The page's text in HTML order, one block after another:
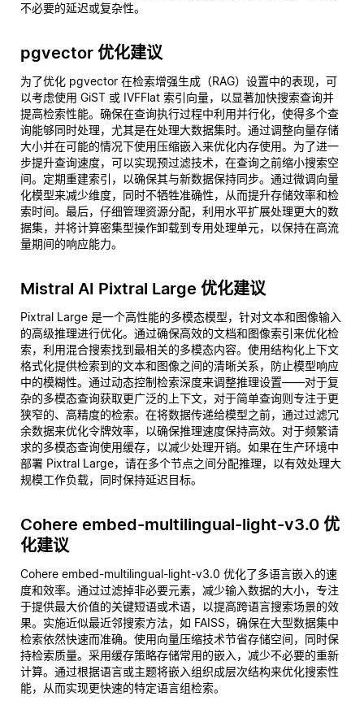
不必要的延迟或复杂性。
pgvector 优化建议
为了优化 pgvector 在检索增强生成（RAG）设置中的表现，可
以考虑使用 GiST 或 IVFFlat 索引向量，以显著加快搜索查询并
提高检索性能。确保在查询执行过程中利用并行化，使得多个查
询能够同时处理，尤其是在处理大数据集时。通过调整向量存储
大小并在可能的情况下使用压缩嵌入来优化内存使用。为了进一
步提升查询速度，可以实现预过滤技术，在查询之前缩小搜索空
间。定期重建索引，以确保其与新数据保持同步。通过微调向量
化模型来减少维度，同时不牺牲准确性，从而提升存储效率和检
索时间。最后，仔细管理资源分配，利用水平扩展处理更大的数
据集，并将计算密集型操作卸载到专用处理单元，以保持在高流
量期间的响应能力。
Mistral AI Pixtral Large 优化建议
Pixtral Large 是一个高性能的多模态模型，针对文本和图像输入
的高级推理进行优化。通过确保高效的文档和图像索引来优化检
索，利用混合搜索找到最相关的多模态内容。使用结构化上下文
格式化提供检索到的文本和图像之间的清晰关系，防止模型响应
中的模糊性。通过动态控制检索深度来调整推理设置——对于复
杂的多模态查询获取更广泛的上下文，对于简单查询则专注于更
狭窄的、高精度的检索。在将数据传递给模型之前，通过过滤冗
余数据来优化令牌效率，以确保推理速度保持高效。对于频繁请
求的多模态查询使用缓存，以减少处理开销。如果在生产环境中
部署 Pixtral Large，请在多个节点之间分配推理，以有效处理大
规模工作负载，同时保持延迟目标。
Cohere embed-multilingual-light-v3.0 优
化建议
Cohere embed-multilingual-light-v3.0 优化了多语言嵌入的速
度和效率。通过过滤掉非必要元素，减少输入数据的大小，专注
于提供最大价值的关键短语或术语，以提高跨语言搜索场景的效
果。实施近似最近邻搜索方法，如 FAISS，确保在大型数据集中
检索依然快速而准确。使用向量压缩技术节省存储空间，同时保
持检索质量。采用缓存策略存储常用的嵌入，减少不必要的重新
计算。通过根据语言或主题将嵌入组织成层次结构来优化搜索性
能，从而实现更快速的特定语言组检索。